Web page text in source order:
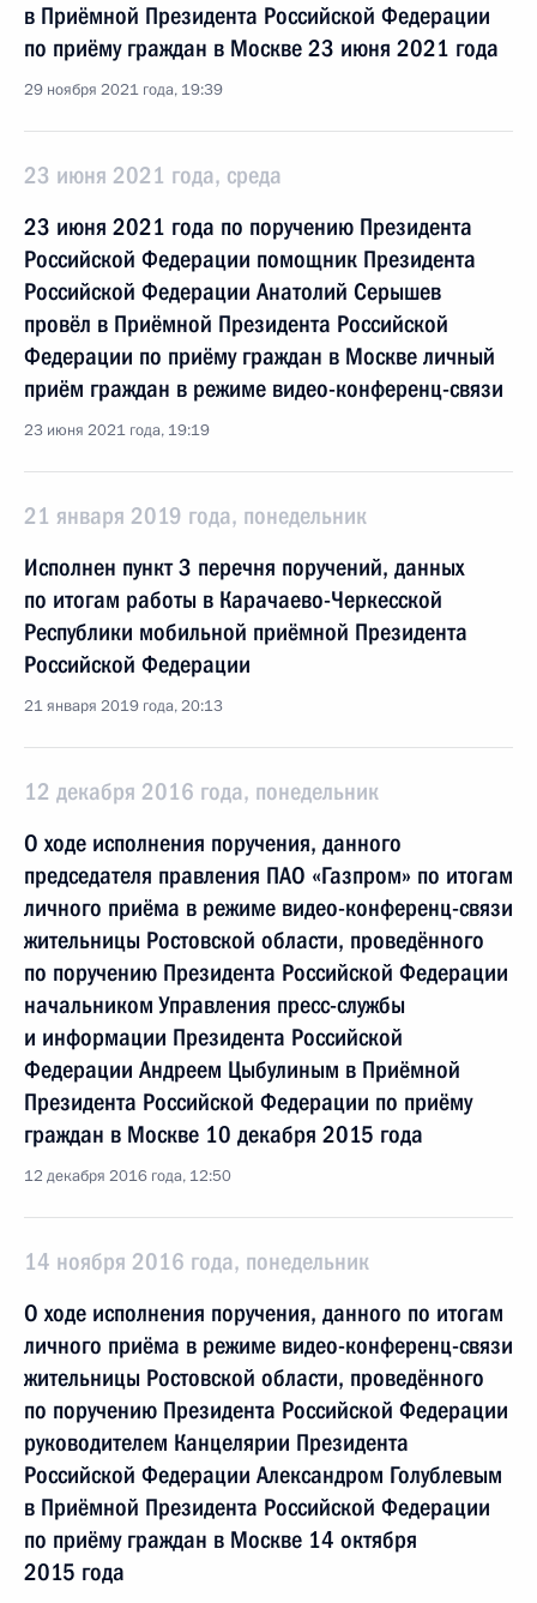
в Приёмной Президента Российской Федерации
по приёму граждан в Москве 23 июня 2021 года
29 ноября 2021 года, 19:39
23 июня 2021 года, среда
23 июня 2021 года по поручению Президента
Российской Федерации помощник Президента
Российской Федерации Анатолий Серышев
провёл в Приёмной Президента Российской
Федерации по приёму граждан в Москве личный
приём граждан в режиме видео-конференц-связи
23 июня 2021 года, 19:19
21 января 2019 года, понедельник
Исполнен пункт 3 перечня поручений, данных
по итогам работы в Карачаево-Черкесской
Республики мобильной приёмной Президента
Российской Федерации
21 января 2019 года, 20:13
12 декабря 2016 года, понедельник
О ходе исполнения поручения, данного
председателя правления ПАО «Газпром» по итогам
личного приёма в режиме видео-конференц-связи
жительницы Ростовской области, проведённого
по поручению Президента Российской Федерации
начальником Управления пресс-службы
и информации Президента Российской
Федерации Андреем Цыбулиным в Приёмной
Президента Российской Федерации по приёму
граждан в Москве 10 декабря 2015 года
12 декабря 2016 года, 12:50
14 ноября 2016 года, понедельник
О ходе исполнения поручения, данного по итогам
личного приёма в режиме видео-конференц-связи
жительницы Ростовской области, проведённого
по поручению Президента Российской Федерации
руководителем Канцелярии Президента
Российской Федерации Александром Голублевым
в Приёмной Президента Российской Федерации
по приёму граждан в Москве 14 октября
2015 года